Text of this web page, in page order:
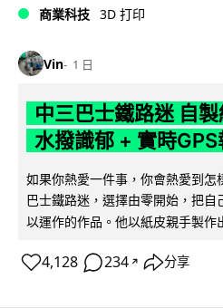
商業科技 3D 打印
Vin 1 日
中三巴士鐵路迷 自
水撥識郁 + 實時GPS
如果你熱愛一件事，你會熱愛到怎
巴士鐵路迷，選擇由零開始，把
以運作的作品。他以紙皮親手製作
4,128 234 ↗ 分享